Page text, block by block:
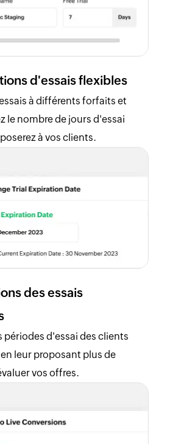
d'essais flexibles
à différents forfaits et
le nombre de jours d'essai
à vos clients.
des essais
périodes d'essai des clients
leur proposant plus de
vos offres.